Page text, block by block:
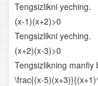
Chiziqli
Chiziqli va
Ikkinchi va undan
Tengsizlikni yeching.
(x-1)(x+2)>0
Tengsizlikni yeching.
(x+2)(x-3)>0
Tengsizlikning manfiy
\frac{(x-